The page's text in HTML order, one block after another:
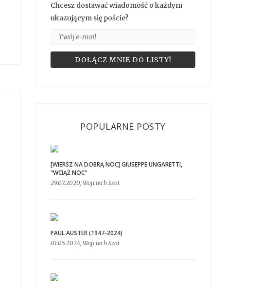
Chcesz dostawać wiadomość o każdym
ukazującym się poście?
POPULARNE POSTY
[WIERSZ NA DOBRĄ NOC] GIUSEPPE UNGARETTI,
"WCIĄŻ NOC"
29.07.2020, Wojciech Szot
PAUL AUSTER (1947-2024)
01.05.2024, Wojciech Szot